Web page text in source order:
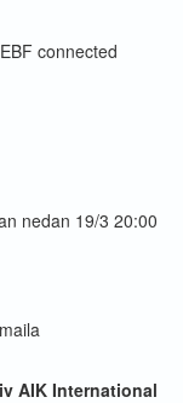
connected
nedan 19/3 20:00
AIK International